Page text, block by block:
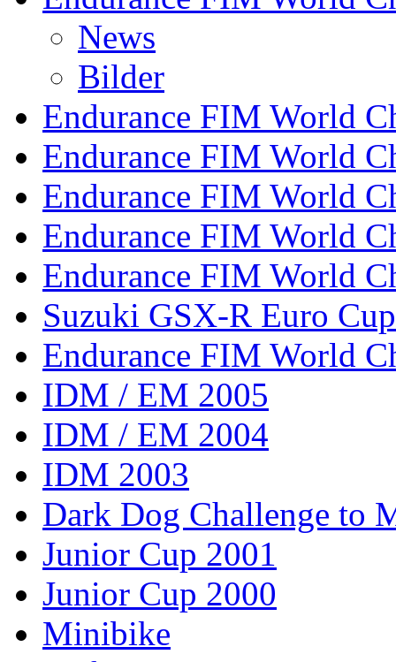
News
Bilder
Endurance FIM World
Endurance FIM World
Endurance FIM World
Endurance FIM World
Endurance FIM World
Suzuki GSX-R Euro
Endurance FIM World
IDM / EM 2005
IDM / EM 2004
IDM 2003
Dark Dog Challenge to
Junior Cup 2001
Junior Cup 2000
Minibike